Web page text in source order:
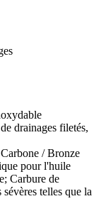
drainages filetés,
/ Bronze
pour l'huile
Carbure de
telles que la